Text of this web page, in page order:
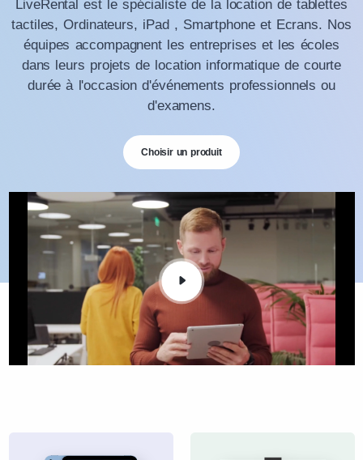
LiveRental est le spécialiste de la location de tablettes
tactiles, Ordinateurs, iPad , Smartphone et Ecrans. Nos
équipes accompagnent les entreprises et les écoles
dans leurs projets de location informatique de courte
durée à l'occasion d'événements professionnels ou
d'examens.
Choisir un produit